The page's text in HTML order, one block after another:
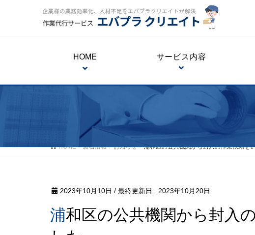
HOME サービス内容
HOME 新着情報 お知らせ 浦和区の公共機関から封入の作業依頼を
2023年10月10日 / 最終更新日 : 2023年10月20日
浦和区の公共機関から封入の作業依頼をいただきま